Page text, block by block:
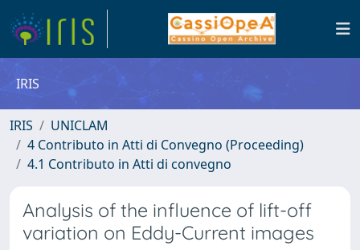
IRIS
IRIS
UNICLAM
4 Contributo in Atti di Convegno (Proceeding)
4.1 Contributo in Atti di convegno
Analysis of the influence of lift-off
variation on Eddy-Current images